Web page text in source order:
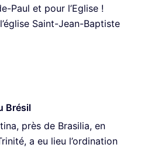
Paul et pour l’Eglise !
Saint-Jean-Baptiste
Brésil
près de Brasilia, en
a eu lieu l’ordination